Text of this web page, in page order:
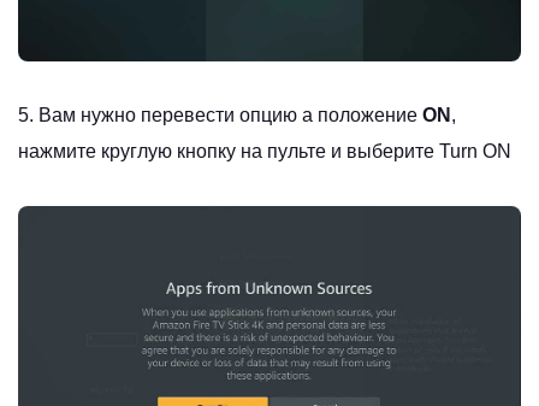
5. Вам нужно перевести опцию а положение ON ,
нажмите круглую кнопку на пульте и выберите Turn ON